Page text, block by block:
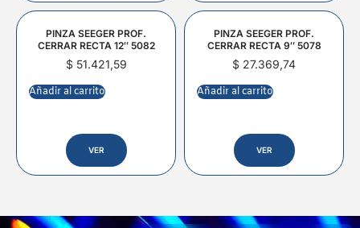
PINZA SEEGER PROF.
CERRAR RECTA 12″ 5082
$51.421,59
Añadir al carrito
VER
PINZA SEEGER PROF.
CERRAR RECTA 9″ 5078
$ 27.369,74
Añadir al carrito
VER